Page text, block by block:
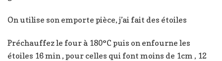
On utilise son emporte pièce, j’ai fait des étoiles
Préchauffez le four à 180°C puis on enfourne les
étoiles 16 min , pour celles qui font moins de 1cm , 12